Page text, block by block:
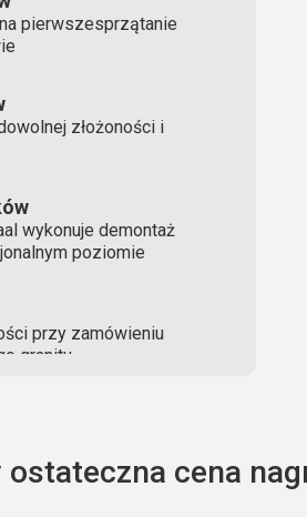
pierwszesprzątanie
złożoności i
wykonuje demontaż
poziomie
przy zamówieniu
granitu
ostateczna cena